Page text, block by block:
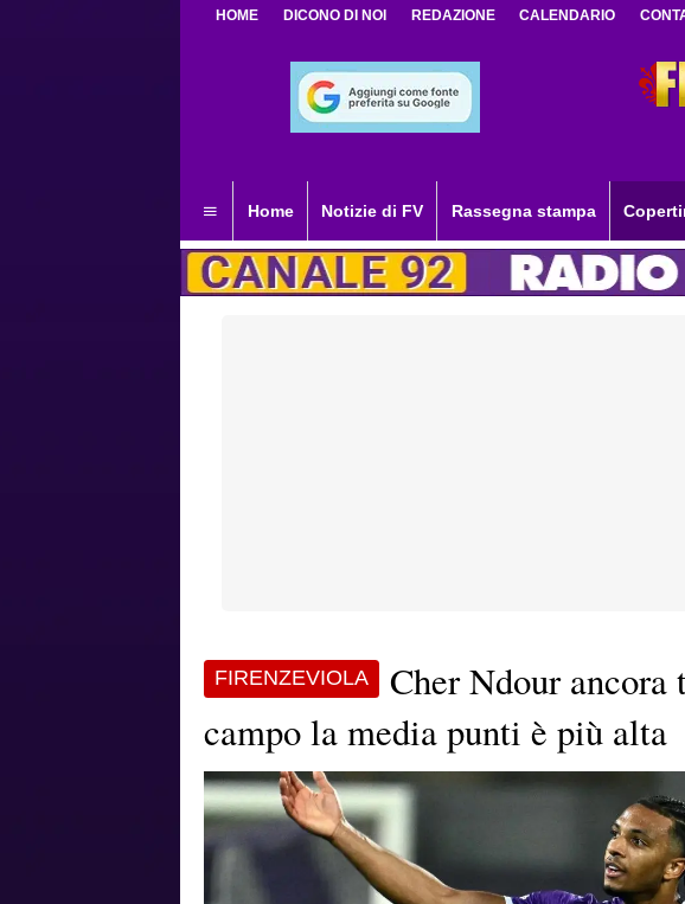
HOME DICONO DI NOI REDAZIONE CALENDARIO
Home Notizie di FV Rassegna stampa
FIRENZEVIOLA
Cher Ndour
campo la media punti è più alta